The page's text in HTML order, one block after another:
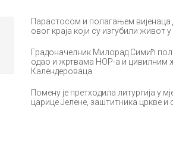
Парастосом и полагањем вијенаца
овог краја који су изгубили
Градоначелник Милорад Симић
одао и жртвама НОР-а и цивилним
Календероваца.
Помену је претходила литургија у
царице Јелене, заштитника цркве и